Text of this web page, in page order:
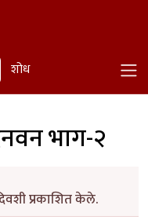
शोध
भाग-२
प्रकाशित केले.